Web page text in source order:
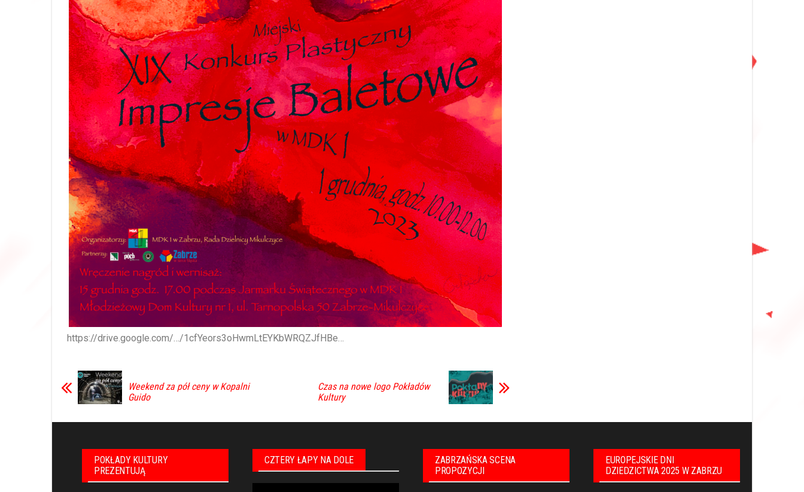
https://drive.google.com/…/1cfYeors3oHwmLtEYKbWRQZJfHBe…
Weekend za pół ceny w Kopalni
Guido
Czas na nowe logo Pokładów
Kultury
POKŁADY KULTURY
PREZENTUJĄ
CZTERY ŁAPY NA DOLE
ZABRZAŃSKA SCENA
PROPOZYCJI
EUROPEJSKIE DNI
DZIEDZICTWA 2025 W ZABRZU